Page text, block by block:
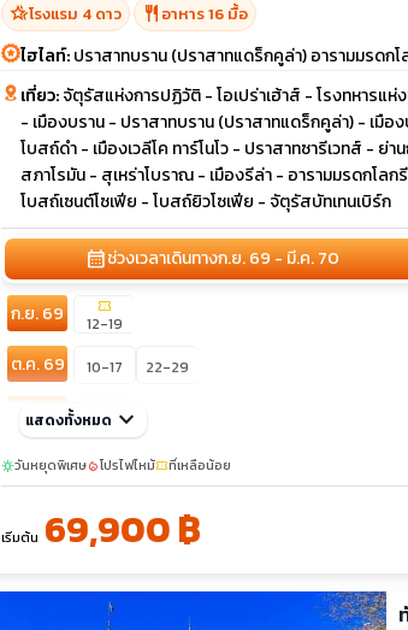
hotel_classโรงแรม 4 ดาว restaurant อาหาร 16 มื้อ
ไฮไลท์:ปราสาทบราน (ปราสาทแดร็กคูล่า) อารามมรดกโ
เที่ยว:จัตุรัสแห่งการปฏิวัติ - โอเปร่าเฮ้าส์ - โรงทหารแ
- เมืองบราน - ปราสาทบราน (ปราสาทแดร็กคูล่า) - เมื
โบสถ์ดำ - เมืองเวลีโค ทาร์โนโว - ปราสาทซารีเวทส์ -
สภาโรมัน - สุเหร่าโบราณ - เมืองรีล่า - อารามมรดกโล
โบสถ์เซนต์โซเฟีย - โบสถ์ยิวโซเฟีย - จัตุรัสบัทเทนเบิร์ก
calendar_monthช่วงเวลาเดินทางก.ย. 69 - มี.ค. 70
ก.ย. 69 confirmation_number
12-19
ต.ค. 69 10-17 22-29
พ.ย. 69 13-20
ม.ค. 70 23-30
ก.พ. 70 13-20
แสดงทั้งหมด keyboard_arrow_down
sunnyวันหยุดพิเศษlocal_fire_departmentโปรไฟไหม้confirmation_numberที่เหลือน้อย
เริ่มต้น 69,900 ฿